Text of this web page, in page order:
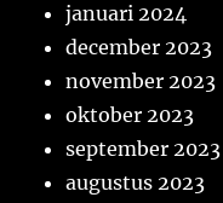
januari 2024
december 2023
november 2023
oktober 2023
september 2023
augustus 2023